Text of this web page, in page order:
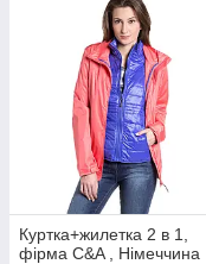
Куртка+жилетка 2 в 1,
фірма C&A , Німеччина